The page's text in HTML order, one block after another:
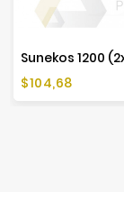
Cena
$104,68